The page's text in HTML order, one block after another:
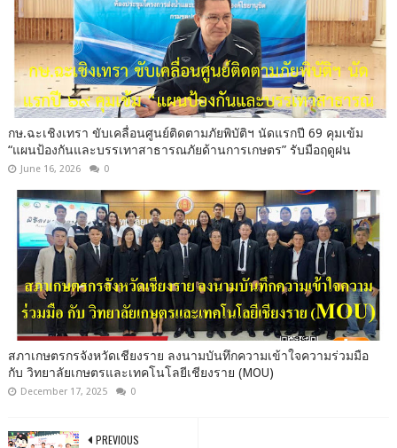
กษ.ฉะเชิงเทรา ขับเคลื่อนศูนย์ติดตามภัยพิบัติฯ นัดแรกปี 69 คุมเข้ม
“แผนป้องกันและบรรเทาสาธารณภัยด้านการเกษตร” รับมือฤดูฝน
June 16, 2026 0
สภาเกษตรกรจังหวัดเชียงราย ลงนามบันทึกความเข้าใจความร่วมมือ
กับ วิทยาลัยเกษตรและเทคโนโลยีเชียงราย (MOU)
December 17, 2025 0
PREVIOUS